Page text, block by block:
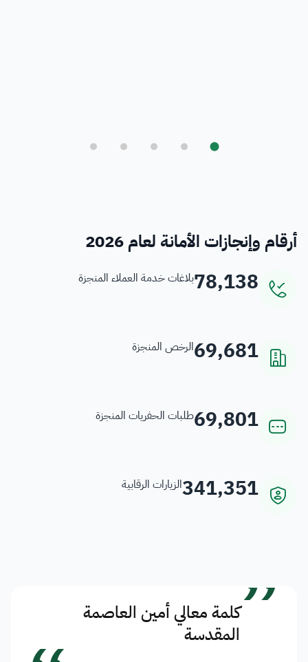
أرقام وإنجازات الأمانة لعام 2026
78,138بلاغات خدمة العملاء المنجزة
69,681الرخص المنجزة
69,801طلبات الحفريات المنجزة
341,351الزيارات الرقابية
”كلمة معالي أمين العاصمة
المقدسة